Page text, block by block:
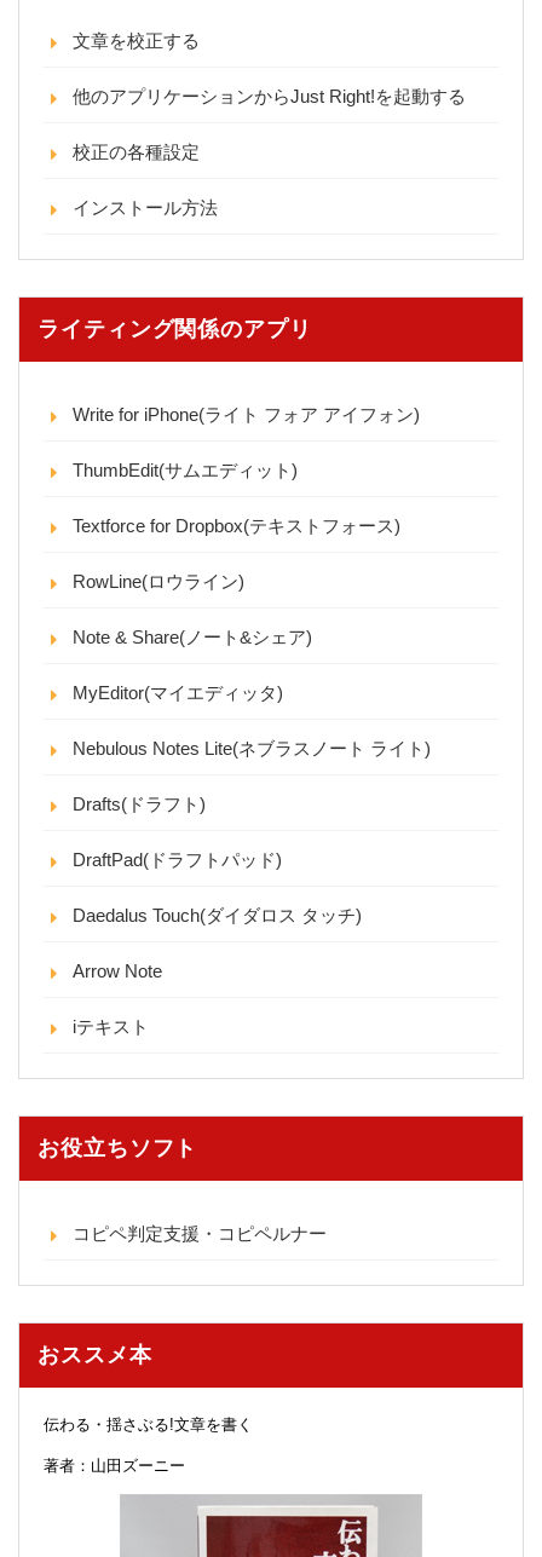
文章を校正する
他のアプリケーションからJust Right!を起動する
校正の各種設定
インストール方法
ライティング関係のアプリ
Write for iPhone(ライト フォア アイフォン)
ThumbEdit(サムエディット)
Textforce for Dropbox(テキストフォース)
RowLine(ロウライン)
Note & Share(ノート&シェア)
MyEditor(マイエディッタ)
Nebulous Notes Lite(ネブラスノート ライト)
Drafts(ドラフト)
DraftPad(ドラフトパッド)
Daedalus Touch(ダイダロス タッチ)
Arrow Note
iテキスト
お役立ちソフト
コピペ判定支援・コピペルナー
おススメ本
伝わる・揺さぶる!文章を書く
著者：山田ズーニー